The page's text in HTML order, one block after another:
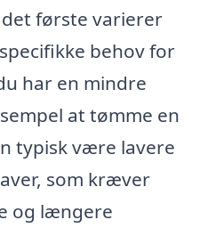
første varierer
behov for
har en mindre
at tømme en
typisk være lavere
som kræver
og længere